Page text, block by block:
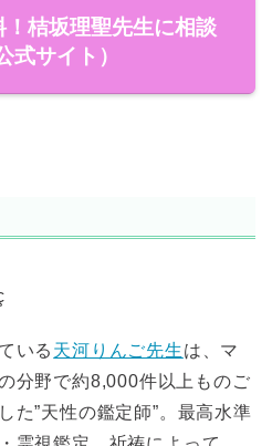
桔坂理聖先生に相談
式サイト）
いる 天河りんご先生は、マ
分野で約8,000件以上ものご
た”天性の鑑定師”。最高水準